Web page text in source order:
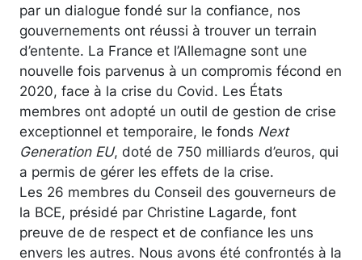
par un dialogue fondé sur la confiance, nos
gouvernements ont réussi à trouver un terrain
d’entente. La France et l’Allemagne sont une
nouvelle fois parvenus à un compromis fécond en
2020, face à la crise du Covid. Les États
membres ont adopté un outil de gestion de crise
exceptionnel et temporaire, le fonds Next
Generation EU, doté de 750 milliards d’euros, qui
a permis de gérer les effets de la crise.
Les 26 membres du Conseil des gouverneurs de
la BCE, présidé par Christine Lagarde, font
preuve de de respect et de confiance les uns
envers les autres. Nous avons été confrontés à la